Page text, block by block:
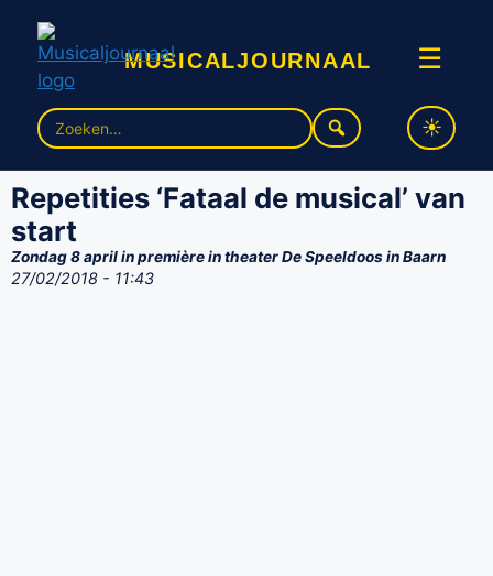
musicaljournaal ☰
Zoek
naar:
Repetities ‘Fataal de musical’ van
start
Zondag 8 april in première in theater De Speeldoos in Baarn
27/02/2018 - 11:43